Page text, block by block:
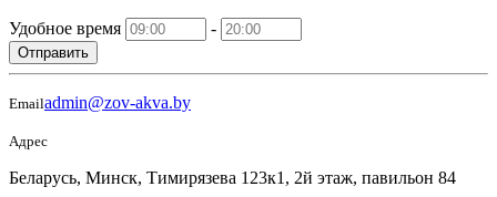
Удобное время -
Отправить
Emailadmin@zov-akva.by
Адрес
Беларусь, Минск, Тимирязева 123к1, 2й этаж, павильон 84